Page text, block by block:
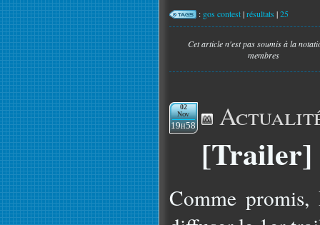
: gos contest|résultats |25
Cet article n'est pas soumis à la
membres
02
Nov
19h58
[Trailer]
Comme promis,